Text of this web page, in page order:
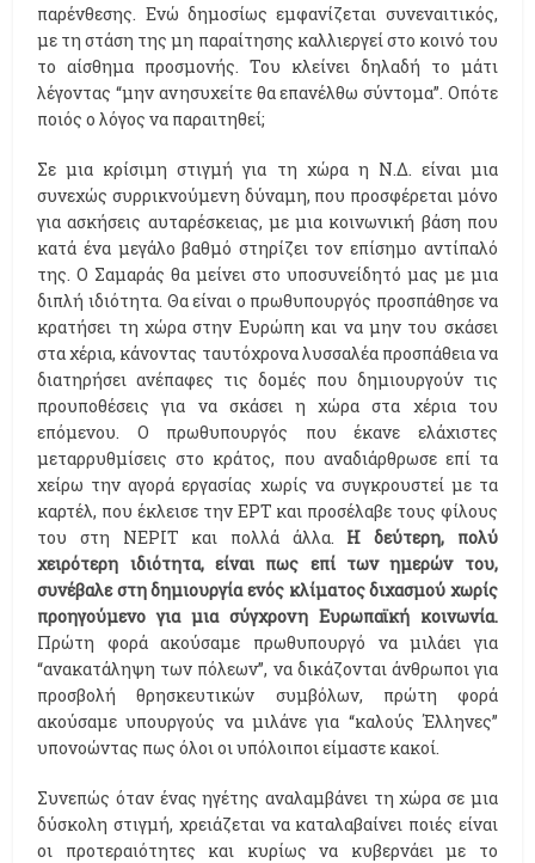
παρένθεσης. Ενώ δημοσίως εμφανίζεται συνεναιτικός,
με τη στάση της μη παραίτησης καλλιεργεί στο κοινό του
το αίσθημα προσμονής. Του κλείνει δηλαδή το μάτι
λέγοντας “μην ανησυχείτε θα επανέλθω σύντομα”. Οπότε
ποιός ο λόγος να παραιτηθεί;
Σε μια κρίσιμη στιγμή για τη χώρα η Ν.Δ. είναι μια
συνεχώς συρρικνούμενη δύναμη, που προσφέρεται μόνο
για ασκήσεις αυταρέσκειας, με μια κοινωνική βάση που
κατά ένα μεγάλο βαθμό στηρίζει τον επίσημο αντίπαλό
της. Ο Σαμαράς θα μείνει στο υποσυνείδητό μας με μια
διπλή ιδιότητα. Θα είναι ο πρωθυπουργός προσπάθησε να
κρατήσει τη χώρα στην Ευρώπη και να μην του σκάσει
στα χέρια, κάνοντας ταυτόχρονα λυσσαλέα προσπάθεια να
διατηρήσει ανέπαφες τις δομές που δημιουργούν τις
προυποθέσεις για να σκάσει η χώρα στα χέρια του
επόμενου. Ο πρωθυπουργός που έκανε ελάχιστες
μεταρρυθμίσεις στο κράτος, που αναδιάρθρωσε επί τα
χείρω την αγορά εργασίας χωρίς να συγκρουστεί με τα
καρτέλ, που έκλεισε την ΕΡΤ και προσέλαβε τους φίλους
του στη ΝΕΡΙΤ και πολλά άλλα. Η δεύτερη, πολύ
χειρότερη ιδιότητα, είναι πως επί των ημερών του,
συνέβαλε στη δημιουργία ενός κλίματος διχασμού χωρίς
προηγούμενο για μια σύγχρονη Ευρωπαϊκή κοινωνία.
Πρώτη φορά ακούσαμε πρωθυπουργό να μιλάει για
“ανακατάληψη των πόλεων”, να δικάζονται άνθρωποι για
προσβολή θρησκευτικών συμβόλων, πρώτη φορά
ακούσαμε υπουργούς να μιλάνε για “καλούς Έλληνες”
υπονοώντας πως όλοι οι υπόλοιποι είμαστε κακοί.
Συνεπώς όταν ένας ηγέτης αναλαμβάνει τη χώρα σε μια
δύσκολη στιγμή, χρειάζεται να καταλαβαίνει ποιές είναι
οι προτεραιότητες και κυρίως να κυβερνάει με το